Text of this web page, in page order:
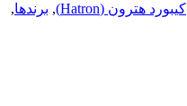
کیبورد هترون (Hatron) , برندها,